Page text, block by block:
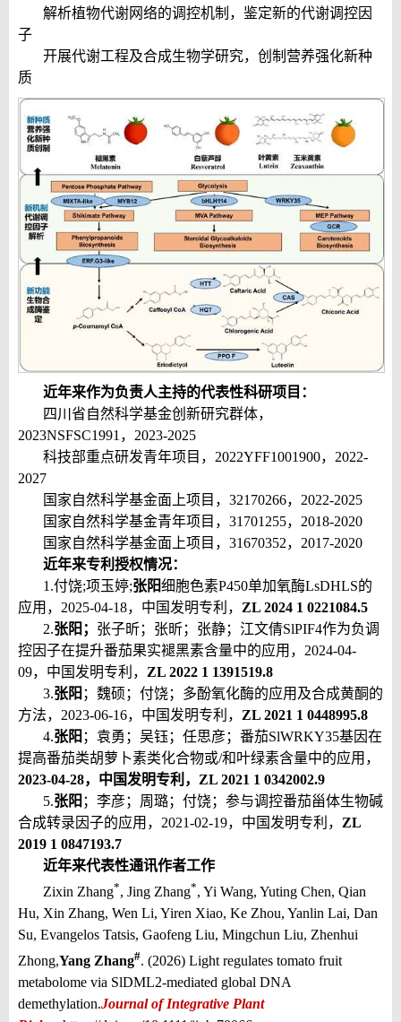
解析植物代谢网络的调控机制，鉴定新的代谢调控因
子
开展代谢工程及合成生物学研究，创制营养强化新种
质
近年来作为负责人主持的代表性科研项目：
四川省自然科学基金创新研究群体，
2023NSFSC1991 ， 2023-2025
科技部重点研发青年项目， 2022YFF1001900， 2022-
2027
国家自然科学基金面上项目， 32170266， 2022-2025
国家自然科学基金青年项目， 31701255， 2018-2020
国家自然科学基金面上项目， 31670352， 2017-2020
近年来专利授权情况：
1.付饶;项玉婷;张阳细胞色素P450单加氧酶LsDHLS的
应用， 2025-04-18，中国发明专利， ZL 2024 1 0221084.5
2.张阳； 张子昕；张昕；张静；江文倩SlPIF4作为负调
控因子在提升番茄果实褪黑素含量中的应用， 2024-04-
09，中国发明专利， ZL 2022 1 1391519.8
3.张阳 ；魏硕；付饶； 多酚氧化酶的应用及合成黄酮的
方法， 2023-06-16，中国发明专利， ZL 2021 1 0448995.8
4.张阳 ；袁勇；吴钰；任思彦；番茄SlWRKY35基因在
提高番茄类胡萝卜素类化合物或/和叶绿素含量中的应用，
2023-04-28，中国发明专利， ZL 2021 1 0342002.9
5.张阳 ；李彦；周璐；付饶；参与调控番茄甾体生物碱
合成转录因子的应用， 2021-02-19，中国发明专利， ZL
2019 1 0847193.7
近年来代表性通讯作者工作
Zixin Zhang*, Jing Zhang*, Yi Wang, Yuting Chen, Qian
Hu, Xin Zhang, Wen Li, Yiren Xiao, Ke Zhou, Yanlin Lai, Dan
Su, Evangelos Tatsis, Gaofeng Liu, Mingchun Liu, Zhenhui
Zhong,Yang Zhang#. (2026) Light regulates tomato fruit
metabolome via SlDML2-mediated global DNA
demethylation.Journal of Integrative Plant